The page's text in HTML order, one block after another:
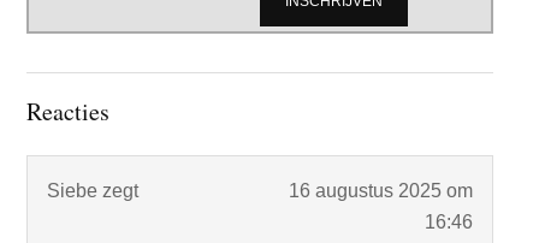
Lees
Reacties
Siebe zegt
16 augustus 2025 om
16:46